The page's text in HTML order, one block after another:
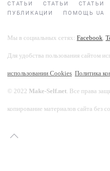
СТАТЬИ
СТАТЬИ СТАТЬИ
ПУБЛИКАЦИИ
ПОМОЩЬ UA
Мы в социальных сетях: Facebook,
Для удобства пользования сайтом
использовании Cookies. Политика
© 2022 Make-Self.net. Все права
копирование материалов сайта без